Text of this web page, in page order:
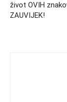
život OVIH
ZAUVIJEK!